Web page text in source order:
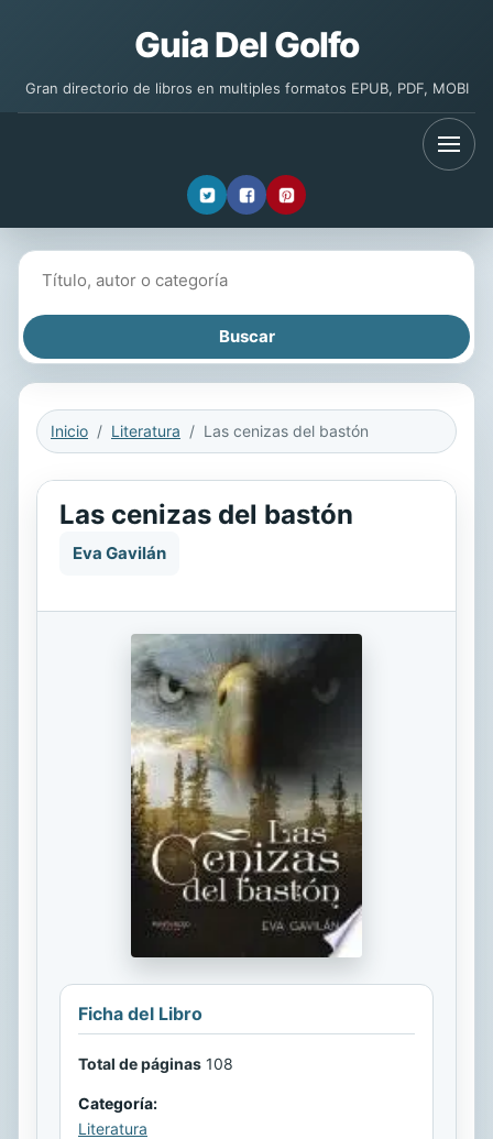
Guia Del Golfo
Gran directorio de libros en multiples formatos EPUB, PDF, MOBI
Inicio Literatura Las cenizas del bastón
Las cenizas del bastón
Eva Gavilán
Ficha del Libro
Total de páginas 108
Categoría:
Literatura